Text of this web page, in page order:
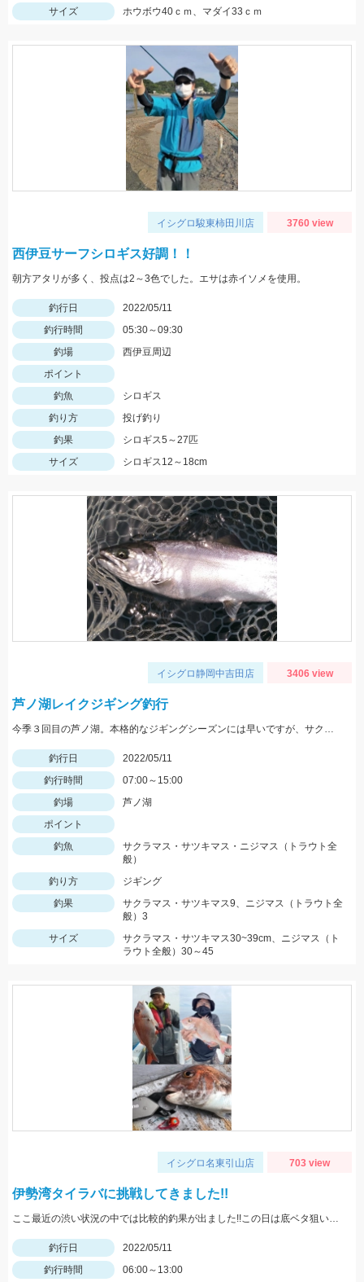
サイズ
ホウボウ40ｃｍ、マダイ33ｃｍ
イシグロ駿東柿田川店 3760 view
西伊豆サーフシロギス好調！！
朝方アタリが多く、投点は2～3色でした。エサは赤イソメを使用。
釣行日
2022/05/11
釣行時間
05:30～09:30
釣場
西伊豆周辺
ポイント
釣魚
シロギス
釣り方
投げ釣り
釣果
シロギス5～27匹
サイズ
シロギス12～18cm
イシグロ静岡中吉田店 3406 view
芦ノ湖レイクジギング釣行
今季３回目の芦ノ湖。本格的なジギングシーズンには早いですが、サクラマス狙いで１人釣行。
釣行日
2022/05/11
釣行時間
07:00～15:00
釣場
芦ノ湖
ポイント
釣魚
サクラマス・サツキマス・ニジマス（トラウト全
般）
釣り方
ジギング
釣果
サクラマス・サツキマス9、ニジマス（トラウト全
般）3
サイズ
サクラマス・サツキマス30~39cm、ニジマス（ト
ラウト全般）30～45
イシグロ名東引山店 703 view
伊勢湾タイラバに挑戦してきました!!
ここ最近の渋い状況の中では比較的釣果が出ました!!この日は底ベタ狙いでローギヤリールでじっくり巻くのが吉でした。
釣行日
2022/05/11
釣行時間
06:00～13:00